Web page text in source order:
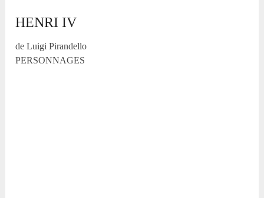
HENRI IV
de Luigi Pirandello
PERSONNAGES